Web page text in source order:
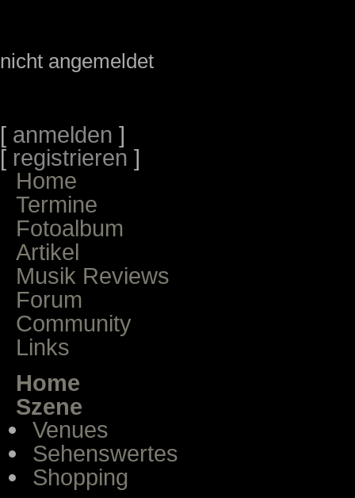
nicht angemeldet
[ anmelden ]
[ registrieren ]
Home
Termine
Fotoalbum
Artikel
Musik Reviews
Forum
Community
Links
Home
Szene
Venues
Sehenswertes
Shopping